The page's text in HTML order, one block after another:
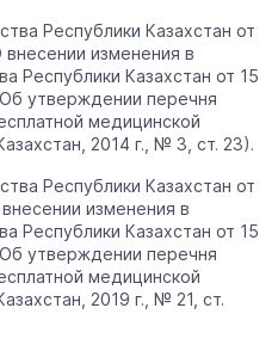
Республики Казахстан от
изменения в
Республики Казахстан от 15
утверждении перечня
медицинской
2014 г., № 3, ст. 23).
Республики Казахстан от
изменения в
Республики Казахстан от 15
утверждении перечня
медицинской
2019 г., № 21, ст.